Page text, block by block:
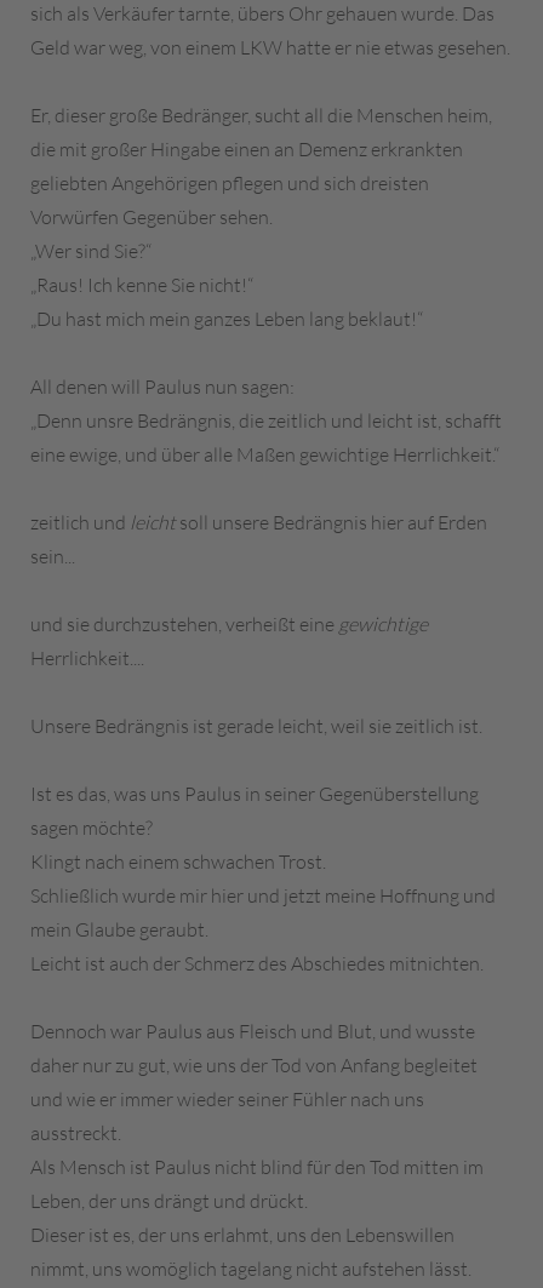
sich als Verkäufer tarnte, übers Ohr gehauen wurde. Das
Geld war weg, von einem LKW hatte er nie etwas gesehen.
Er, dieser große Bedränger, sucht all die Menschen heim,
die mit großer Hingabe einen an Demenz erkrankten
geliebten Angehörigen pflegen und sich dreisten
Vorwürfen Gegenüber sehen.
„Wer sind Sie?“
„Raus! Ich kenne Sie nicht!“
„Du hast mich mein ganzes Leben lang beklaut!“
All denen will Paulus nun sagen:
„Denn unsre Bedrängnis, die zeitlich und leicht ist, schafft
eine ewige, und über alle Maßen gewichtige Herrlichkeit.“
zeitlich und leichtsoll unsere Bedrängnis hier auf Erden
sein...
und sie durchzustehen, verheißt eine gewichtige
Herrlichkeit....
Unsere Bedrängnis ist gerade leicht, weil sie zeitlich ist.
Ist es das, was uns Paulus in seiner Gegenüberstellung
sagen möchte?
Klingt nach einem schwachen Trost.
Schließlich wurde mir hier und jetzt meine Hoffnung und
mein Glaube geraubt.
Leicht ist auch der Schmerz des Abschiedes mitnichten.
Dennoch war Paulus aus Fleisch und Blut, und wusste
daher nur zu gut, wie uns der Tod von Anfang begleitet
und wie er immer wieder seiner Fühler nach uns
ausstreckt.
Als Mensch ist Paulus nicht blind für den Tod mitten im
Leben, der uns drängt und drückt.
Dieser ist es, der uns erlahmt, uns den Lebenswillen
nimmt, uns womöglich tagelang nicht aufstehen lässt.